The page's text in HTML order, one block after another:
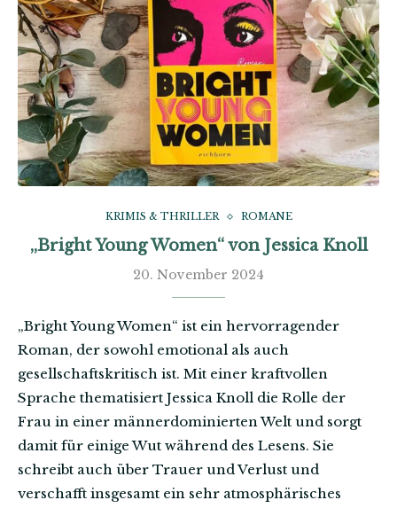
KRIMIS & THRILLER ROMANE
„Bright Young Women“ von Jessica Knoll
20. November 2024
„Bright Young Women“ ist ein hervorragender
Roman, der sowohl emotional als auch
gesellschaftskritisch ist. Mit einer kraftvollen
Sprache thematisiert Jessica Knoll die Rolle der
Frau in einer männerdominierten Welt und sorgt
damit für einige Wut während des Lesens. Sie
schreibt auch über Trauer und Verlust und
verschafft insgesamt ein sehr atmosphärisches